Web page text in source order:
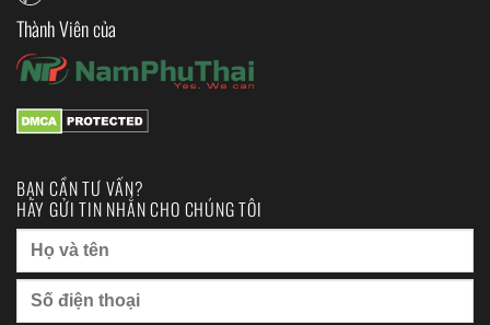
Thành Viên của
BẠN CẦN TƯ VẤN?
HÃY GỬI TIN NHẮN CHO CHÚNG TÔI